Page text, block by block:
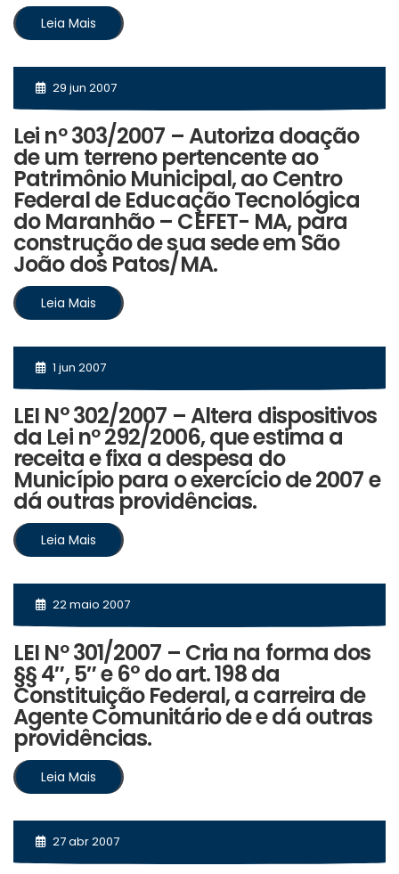
Leia Mais
29 jun 2007
Lei nº 303/2007 – Autoriza doação
de um terreno pertencente ao
Patrimônio Municipal, ao Centro
Federal de Educação Tecnológica
do Maranhão – CEFET- MA, para
construção de sua sede em São
João dos Patos/MA.
Leia Mais
1 jun 2007
LEI N° 302/2007 – Altera dispositivos
da Lei nº 292/2006, que estima a
receita e fixa a despesa do
Município para o exercício de 2007 e
dá outras providências.
Leia Mais
22 maio 2007
LEI Nº 301/2007 – Cria na forma dos
§§ 4″, 5″ e 6° do art. 198 da
Constituição Federal, a carreira de
Agente Comunitário de e dá outras
providências.
Leia Mais
27 abr 2007